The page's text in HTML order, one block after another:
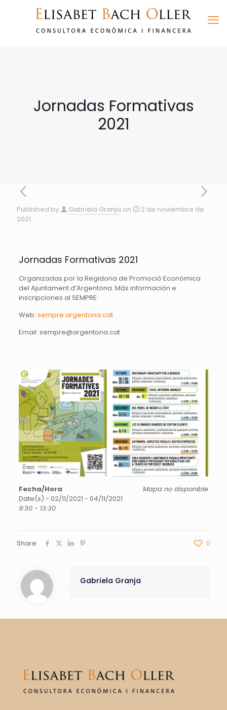
Jornadas Formativas
2021
Published by Gabriela Granja on
2 de noviembre de
2021
Jornadas Formativas 2021
Organizadas por la Regidoria de Promoció Econòmica
del Ajuntament d’Argentona. Más información e
inscripciones al SEMPRE:
Web: sempre.argentona.cat
Email: sempre@argentona.cat
Mapa no disponible
Fecha/Hora
Date(s) - 02/11/2021 - 04/11/2021
9:30 - 13:30
Share 0
Gabriela Granja